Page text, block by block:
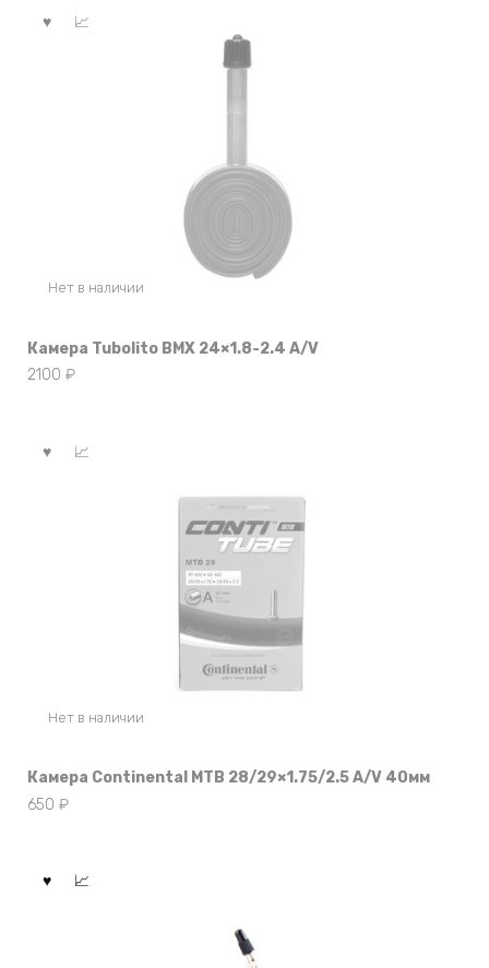
Нет в наличии
Камера Tubolito BMX 24×1.8-2.4 A/V
2100 ₽
Нет в наличии
Камера Continental MTB 28/29×1.75/2.5 A/V 40мм
650 ₽